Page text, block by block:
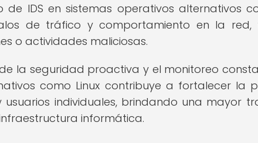
de IDS en sistemas operativos alternativos
de tráfico y comportamiento en la
o actividades maliciosas.
la seguridad proactiva y el monitoreo
como Linux contribuye a fortalecer la
usuarios individuales, brindando una mayor
informática.